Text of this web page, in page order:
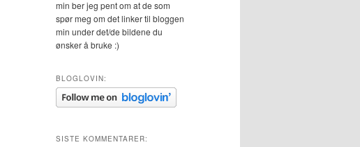
min ber jeg pent om at de som
spør meg om det linker til bloggen
min under det/de bildene du
ønsker å bruke :)
BLOGLOVIN:
SISTE KOMMENTARER: